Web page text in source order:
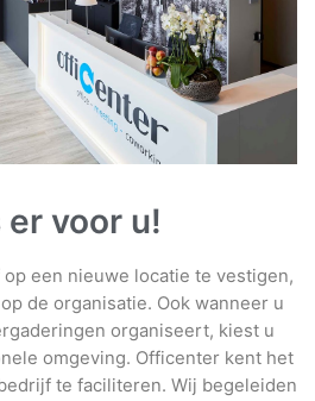
voor u!
een nieuwe locatie te vestigen,
de organisatie. Ook wanneer u
organiseert, kiest u
omgeving. Officenter kent het
te faciliteren. Wij begeleiden